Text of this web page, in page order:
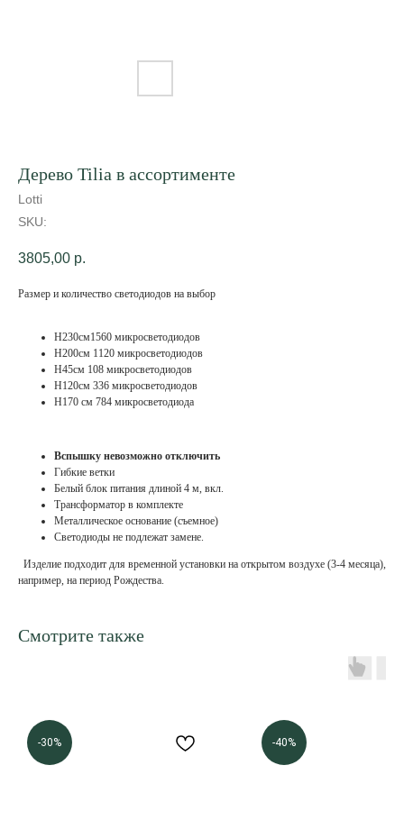
Дерево Tilia в ассортименте
Lotti
SKU:
3805,00 р.
Размер и количество светодиодов на выбор
H230см1560 микросветодиодов
H200см 1120 микросветодиодов
H45см 108 микросветодиодов
H120см 336 микросветодиодов
H170 см 784 микросветодиода
Вспышку невозможно отключить
Гибкие ветки
Белый блок питания длиной 4 м, вкл.
Трансформатор в комплекте
Металлическое основание (съемное)
Светодиоды не подлежат замене.
Изделие подходит для временной установки на открытом воздухе (3-4 месяца),
например, на период Рождества.
Смотрите также
-30% -40%